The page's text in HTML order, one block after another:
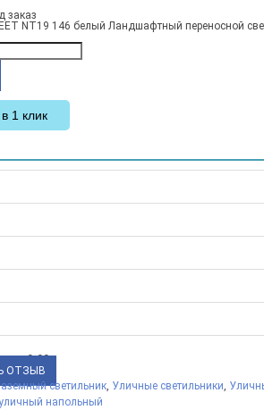
заказ
NT19 146 белый Ландшафтный переносной
1 клик
0.00
ОТЗЫВ
светильник, Уличные светильники,
напольный